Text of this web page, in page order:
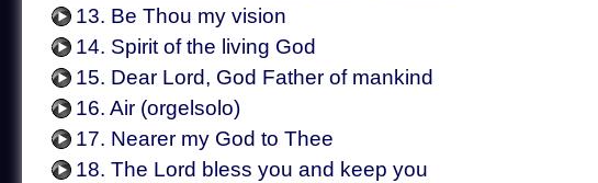
13. Be Thou my vision
14. Spirit of the living God
15. Dear Lord, God Father of mankind
16. Air (orgelsolo)
17. Nearer my God to Thee
18. The Lord bless you and keep you